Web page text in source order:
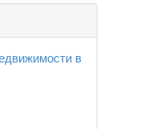
в